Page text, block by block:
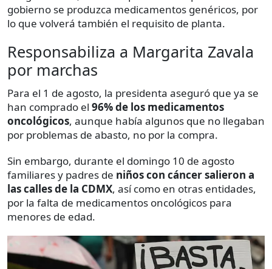
gobierno se produzca medicamentos genéricos, por
lo que volverá también el requisito de planta.
Responsabiliza a Margarita Zavala
por marchas
Para el 1 de agosto, la presidenta aseguró que ya se
han comprado el 96% de los medicamentos
oncológicos, aunque había algunos que no llegaban
por problemas de abasto, no por la compra.
Sin embargo, durante el domingo 10 de agosto
familiares y padres de niños con cáncer salieron a
las calles de la CDMX, así como en otras entidades,
por la falta de medicamentos oncológicos para
menores de edad.